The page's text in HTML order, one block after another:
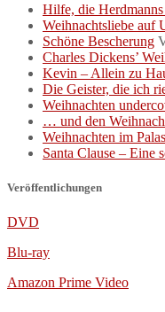
Hilfe, die
Weihnachtsliebe auf
Schöne Bescherung
Charles Dickens’
Kevin – Allein zu
Die Geister, die ich
Weihnachten
… und den
Weihnachten im
Santa Clause – Eine
Veröffentlichungen
DVD
Blu-ray
Amazon Prime Video